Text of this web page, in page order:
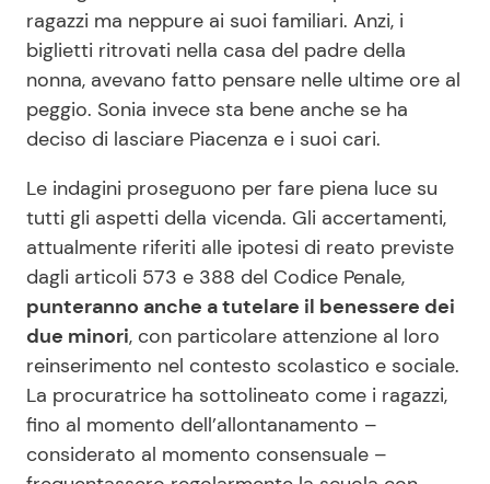
ragazzi ma neppure ai suoi familiari. Anzi, i
biglietti ritrovati nella casa del padre della
nonna, avevano fatto pensare nelle ultime ore al
peggio. Sonia invece sta bene anche se ha
deciso di lasciare Piacenza e i suoi cari.
Le indagini proseguono per fare piena luce su
tutti gli aspetti della vicenda. Gli accertamenti,
attualmente riferiti alle ipotesi di reato previste
dagli articoli 573 e 388 del Codice Penale,
punteranno anche a tutelare il benessere dei
due minori, con particolare attenzione al loro
reinserimento nel contesto scolastico e sociale.
La procuratrice ha sottolineato come i ragazzi,
fino al momento dell’allontanamento –
considerato al momento consensuale –